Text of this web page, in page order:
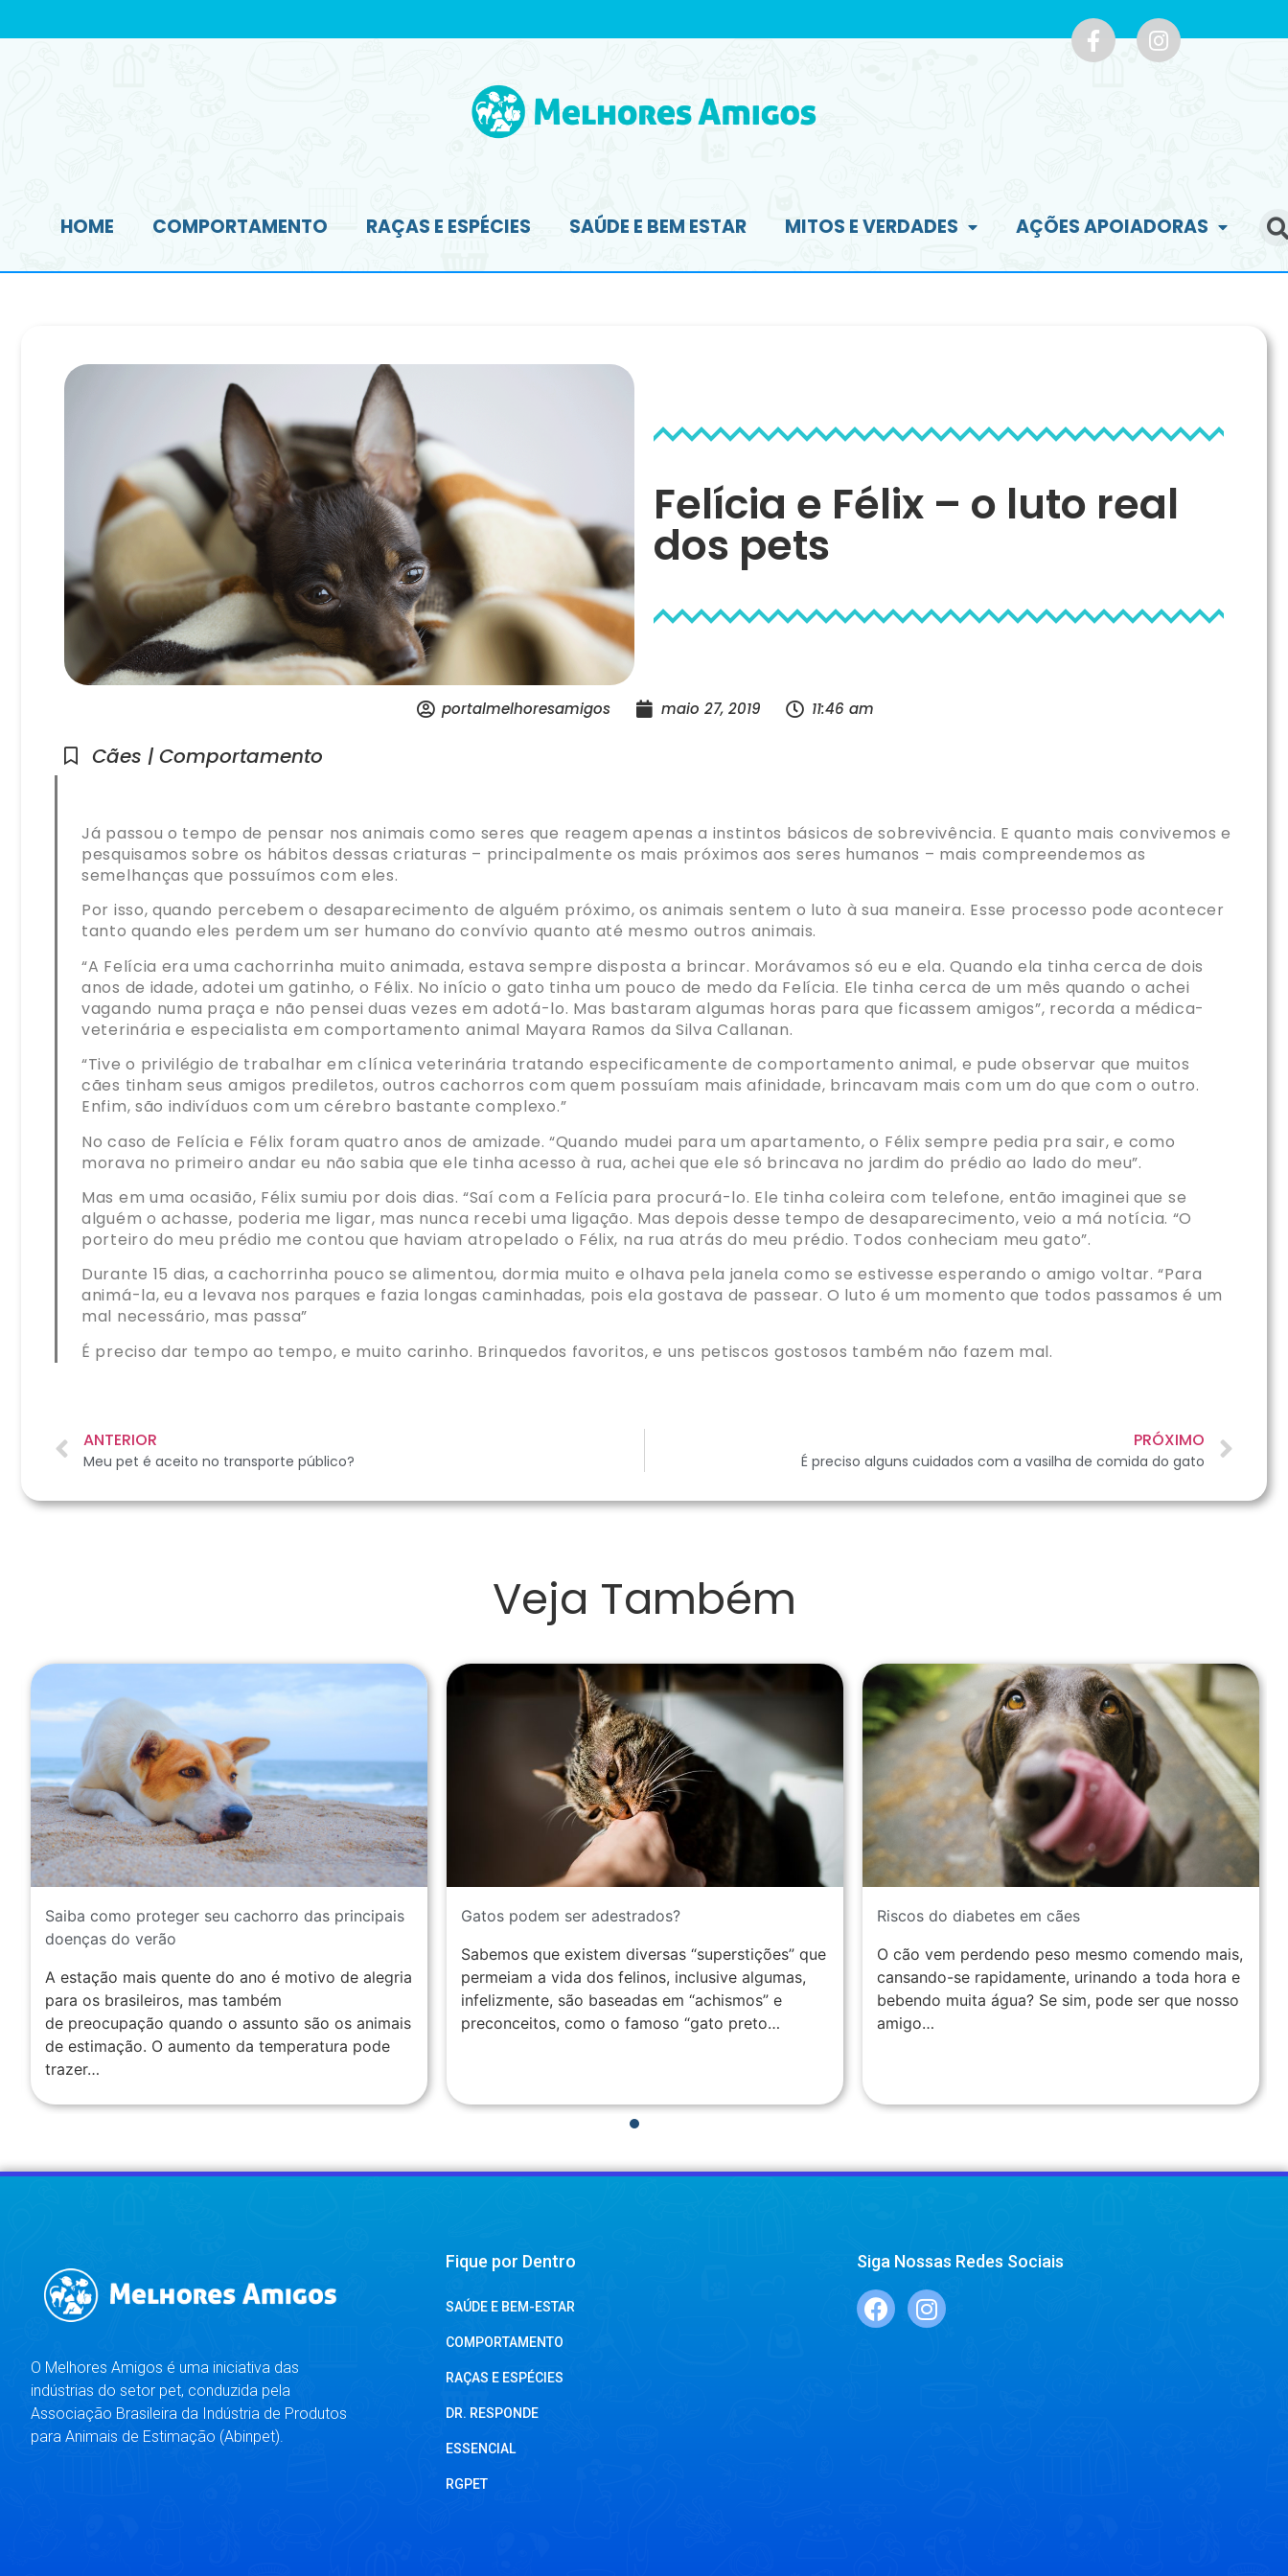
HOME COMPORTAMENTO RAÇAS E ESPÉCIES SAÚDE E BEM ESTAR MITOS E VERDADES AÇÕES APOIADORAS
Felícia e Félix – o luto real
dos pets
portalmelhoresamigos maio 27, 2019 11:46 am
Cães | Comportamento
Já passou o tempo de pensar nos animais como seres que reagem apenas a instintos básicos de sobrevivência. E quanto mais convivemos e
pesquisamos sobre os hábitos dessas criaturas – principalmente os mais próximos aos seres humanos – mais compreendemos as
semelhanças que possuímos com eles.
Por isso, quando percebem o desaparecimento de alguém próximo, os animais sentem o luto à sua maneira. Esse processo pode acontecer
tanto quando eles perdem um ser humano do convívio quanto até mesmo outros animais.
“A Felícia era uma cachorrinha muito animada, estava sempre disposta a brincar. Morávamos só eu e ela. Quando ela tinha cerca de dois
anos de idade, adotei um gatinho, o Félix. No início o gato tinha um pouco de medo da Felícia. Ele tinha cerca de um mês quando o achei
vagando numa praça e não pensei duas vezes em adotá-lo. Mas bastaram algumas horas para que ficassem amigos”, recorda a médica-
veterinária e especialista em comportamento animal Mayara Ramos da Silva Callanan.
“Tive o privilégio de trabalhar em clínica veterinária tratando especificamente de comportamento animal, e pude observar que muitos
cães tinham seus amigos prediletos, outros cachorros com quem possuíam mais afinidade, brincavam mais com um do que com o outro.
Enfim, são indivíduos com um cérebro bastante complexo.”
No caso de Felícia e Félix foram quatro anos de amizade. “Quando mudei para um apartamento, o Félix sempre pedia pra sair, e como
morava no primeiro andar eu não sabia que ele tinha acesso à rua, achei que ele só brincava no jardim do prédio ao lado do meu”.
Mas em uma ocasião, Félix sumiu por dois dias. “Saí com a Felícia para procurá-lo. Ele tinha coleira com telefone, então imaginei que se
alguém o achasse, poderia me ligar, mas nunca recebi uma ligação. Mas depois desse tempo de desaparecimento, veio a má notícia. “O
porteiro do meu prédio me contou que haviam atropelado o Félix, na rua atrás do meu prédio. Todos conheciam meu gato”.
Durante 15 dias, a cachorrinha pouco se alimentou, dormia muito e olhava pela janela como se estivesse esperando o amigo voltar. “Para
animá-la, eu a levava nos parques e fazia longas caminhadas, pois ela gostava de passear. O luto é um momento que todos passamos é um
mal necessário, mas passa”
É preciso dar tempo ao tempo, e muito carinho. Brinquedos favoritos, e uns petiscos gostosos também não fazem mal.
ANTERIOR
Meu pet é aceito no transporte público?
PRÓXIMO
É preciso alguns cuidados com a vasilha de comida do gato
Veja Também
Saiba como proteger seu cachorro das principais
doenças do verão
A estação mais quente do ano é motivo de alegria
para os brasileiros, mas também
de preocupação quando o assunto são os animais
de estimação. O aumento da temperatura pode
trazer…
Gatos podem ser adestrados?
Sabemos que existem diversas “superstições” que
permeiam a vida dos felinos, inclusive algumas,
infelizmente, são baseadas em “achismos” e
preconceitos, como o famoso “gato preto…
Riscos do diabetes em cães
O cão vem perdendo peso mesmo comendo mais,
cansando-se rapidamente, urinando a toda hora e
bebendo muita água? Se sim, pode ser que nosso
amigo…
O Melhores Amigos é uma iniciativa das
indústrias do setor pet, conduzida pela
Associação Brasileira da Indústria de Produtos
para Animais de Estimação (Abinpet).
Fique por Dentro
SAÚDE E BEM-ESTAR
COMPORTAMENTO
RAÇAS E ESPÉCIES
DR. RESPONDE
ESSENCIAL
RGPET
Siga Nossas Redes Sociais